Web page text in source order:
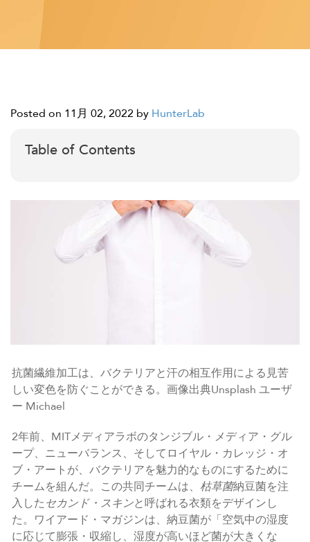
Posted on 11月 02, 2022 by HunterLab
Table of Contents
抗菌繊維加工は、バクテリアと汗の相互作用による見苦
しい変色を防ぐことができる。画像出典Unsplash ユーザ
ー Michael
2年前、MITメディアラボのタンジブル・メディア・グル
ープ、ニューバランス、そしてロイヤル・カレッジ・オ
ブ・アートが、バクテリアを魅力的なものにするために
チームを組んだ。この共同チームは、 枯草菌納豆菌を注
入したセカンド・スキンと呼ばれる衣類をデザインし
た。ワイアード・マガジンは、納豆菌が「空気中の湿度
に応じて膨張・収縮し、湿度が高いほど菌が大きくな